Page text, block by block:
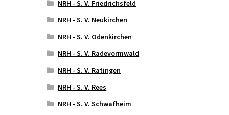
NRH - S. V. Friedrichsfeld
NRH - S. V. Neukirchen
NRH - S. V. Odenkirchen
NRH - S. V. Radevormwald
NRH - S. V. Ratingen
NRH - S. V. Rees
NRH - S. V. Schwafheim